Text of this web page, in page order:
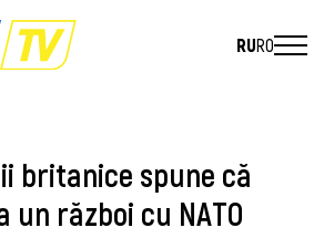
RURO
britanice spune că
un război cu NATO